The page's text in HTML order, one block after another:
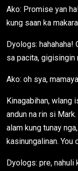
Ako: Promise yan
kung saan ka
Dyologs: hahahaha!
sa pacita, gigisingin
Ako: oh sya,
Kinagabihan, wlang
andun na rin si
alam kung tunay
kasinungalinan. You
Dyologs: pre, nahuli